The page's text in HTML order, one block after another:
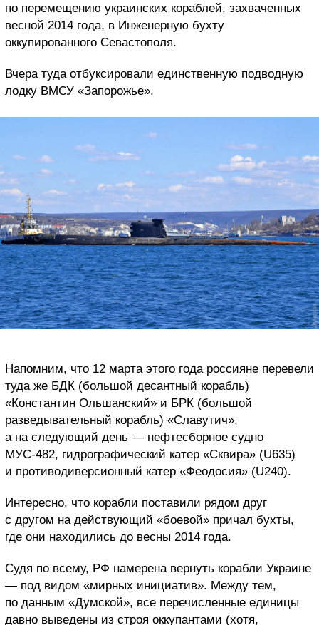
по перемещению украинских кораблей, захваченных
весной 2014 года, в Инженерную бухту
оккупированного Севастополя.
Вчера туда отбуксировали единственную подводную
лодку ВМСУ «Запорожье».
Напомним, что 12 марта этого года россияне перевели
туда же БДК (большой десантный корабль)
«Константин Ольшанский» и БРК (большой
разведывательный корабль) «Славутич»,
а на следующий день — нефтесборное судно
МУС-482, гидрографический катер «Сквира» (U635)
и противодиверсионный катер «Феодосия» (U240).
Интересно, что корабли поставили рядом друг
с другом на действующий «боевой» причал бухты,
где они находились до весны 2014 года.
Судя по всему, РФ намерена вернуть корабли Украине
— под видом «мирных инициатив». Между тем,
по данным «Думской», все перечисленные единицы
давно выведены из строя оккупантами (хотя,